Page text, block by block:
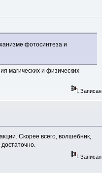
фотосинтеза и
магических и физических
Записан
Скорее всего, волшебник,
Записан